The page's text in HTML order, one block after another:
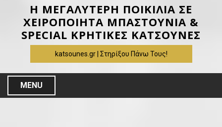
η
γ
ι
:
Η ΜΕΓΑΛΥΤΕΡΗ ΠΟΙΚΙΛΙΑ ΣΕ
ΧΕΙΡΟΠΟΙΗΤΑ ΜΠΑΣΤΟΥΝΙΑ &
SPECIAL ΚΡΗΤΙΚΕΣ ΚΑΤΣΟΥΝΕΣ
katsounes.gr | Στηρίξου Πάνω Τους!
MENU